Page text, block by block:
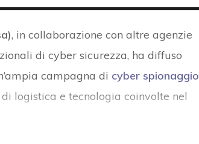
, in collaborazione con altre agenzie
di cyber sicurezza, ha diffuso
campagna di cyber spionaggio
logistica e tecnologia coinvolte nel